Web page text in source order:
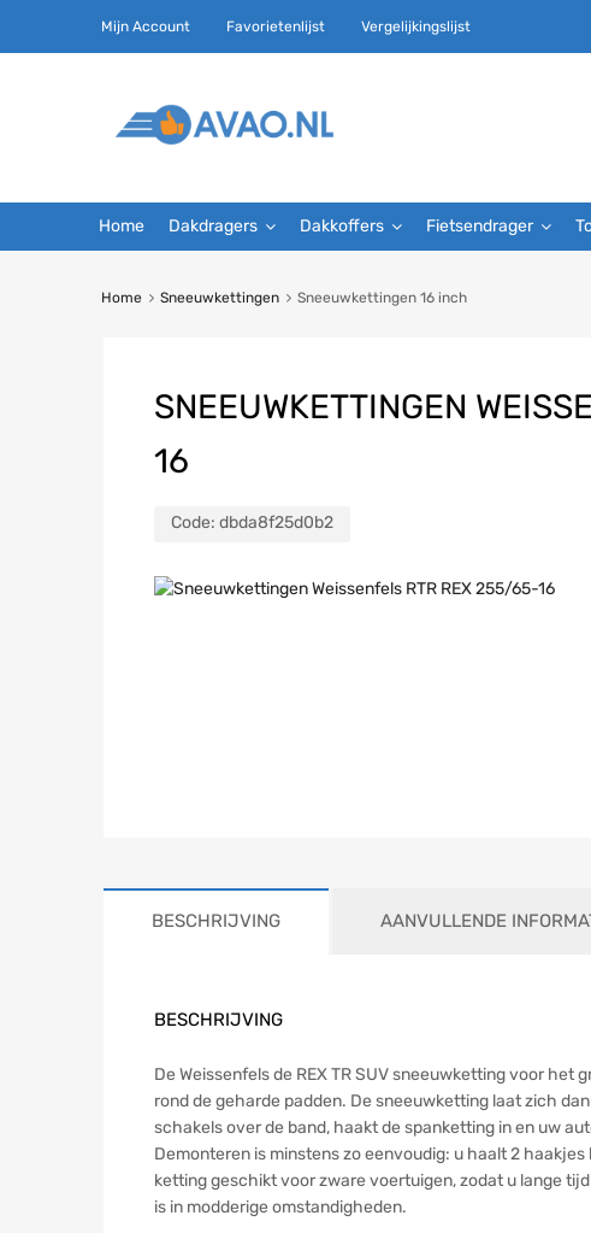
Mijn Account Favorietenlijst Vergelijkingslijst
Home Dakdragers Dakkoffers Fietsendrager
Home Sneeuwkettingen Sneeuwkettingen 16 inch
SNEEUWKETTINGEN
16
Code: dbda8f25d0b2
BESCHRIJVING AANVULLENDE
BESCHRIJVING
De Weissenfels de REX TR SUV sneeuwketting voor
rond de geharde padden. De sneeuwketting laat zich
schakels over de band, haakt de spanketting in en uw
Demonteren is minstens zo eenvoudig: u haalt 2
ketting geschikt voor zware voertuigen, zodat u lange
is in modderige omstandigheden.